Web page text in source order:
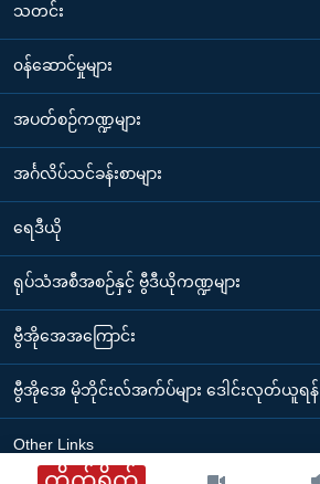
သတင်း
၀န်ဆောင်မှုများ
အပတ်စဉ်ကဏ္ဍများ
အင်္ဂလိပ်သင်ခန်းစာများ
ရေဒီယို
ရုပ်သံအစီအစဉ်နှင့် ဗွီဒီယိုကဏ္ဍများ
ဗွီအိုအေအကြောင်း
ဗွီအိုအေ မိုဘိုင်းလ်အက်ပ်များ ဒေါင်းလုတ်ယူရန်
Other Links